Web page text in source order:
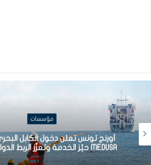
مؤسسات
أورنج تونس تعلن دخول الكابل البحري
MEDUSA حيّز الخدمة وتعزّز الربط الدولي لتونس